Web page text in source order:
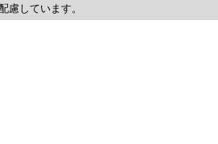
しています。